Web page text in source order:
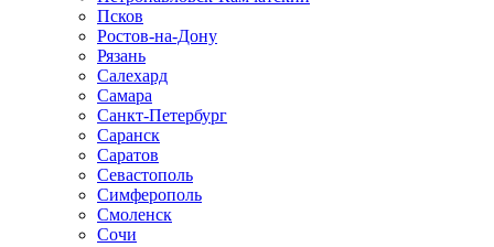
Псков
Ростов-на-Дону
Рязань
Салехард
Самара
Санкт-Петербург
Саранск
Саратов
Севастополь
Симферополь
Смоленск
Сочи